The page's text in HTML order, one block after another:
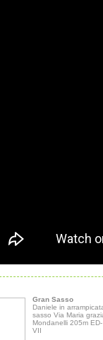
Gran Sasso
Daniele in
sasso Via Maria
Mondanelli 205m
VII